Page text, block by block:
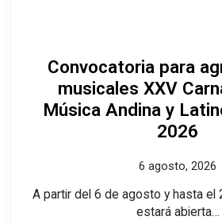
Convocatoria para
musicales XXV
Música Andina y
2026
6 agosto, 2026
A partir del 6 de agosto y hasta el
estará abierta…